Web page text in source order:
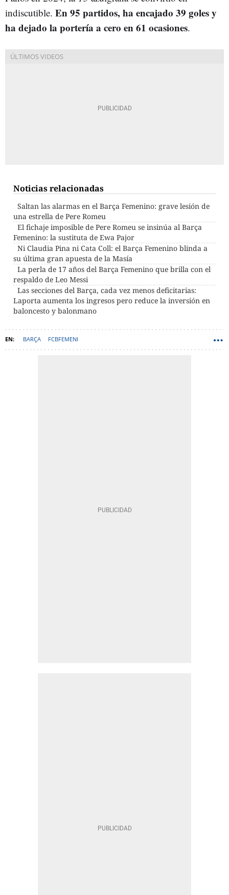
indiscutible. En 95 partidos, ha encajado 39 goles y
ha dejado la portería a cero en 61 ocasiones.
Noticias relacionadas
Saltan las alarmas en el Barça Femenino: grave lesión de
una estrella de Pere Romeu
El fichaje imposible de Pere Romeu se insinúa al Barça
Femenino: la sustituta de Ewa Pajor
Ni Claudia Pina ni Cata Coll: el Barça Femenino blinda a
su última gran apuesta de la Masía
La perla de 17 años del Barça Femenino que brilla con el
respaldo de Leo Messi
Las secciones del Barça, cada vez menos deficitarias:
Laporta aumenta los ingresos pero reduce la inversión en
baloncesto y balonmano
BARÇA FCBFEMENI